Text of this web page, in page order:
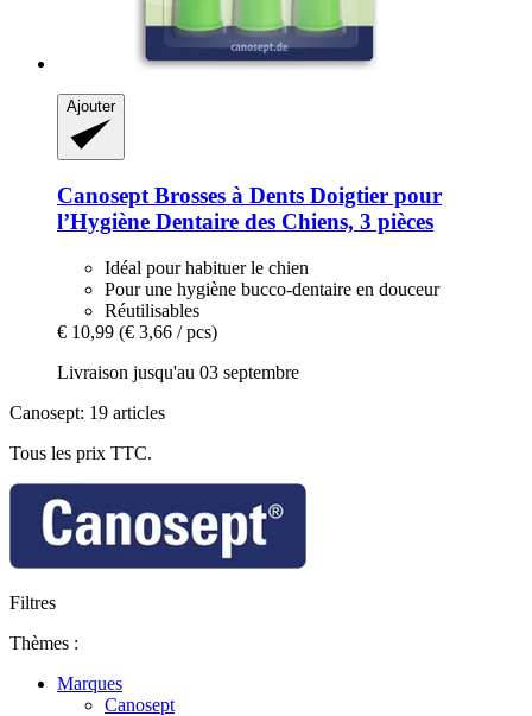
Ajouter
Canosept Brosses à Dents Doigtier pour
l’Hygiène Dentaire des Chiens, 3 pièces
Idéal pour habituer le chien
Pour une hygiène bucco-dentaire en douceur
Réutilisables
€ 10,99 (€ 3,66 / pcs)
Livraison jusqu'au 03 septembre
Canosept: 19 articles
Tous les prix TTC.
Filtres
Thèmes :
Marques
Canosept